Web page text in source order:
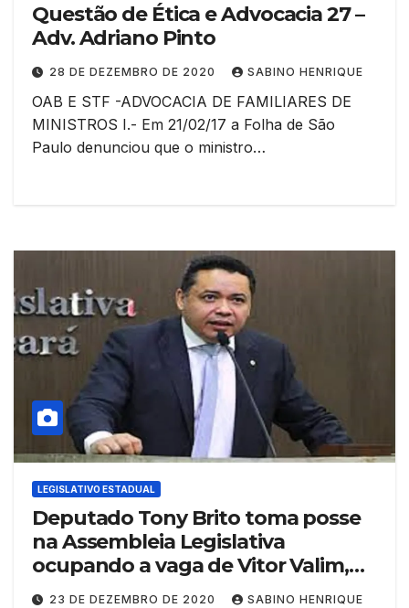
Questão de Ética e Advocacia 27 –
Adv. Adriano Pinto
28 DE DEZEMBRO DE 2020 SABINO HENRIQUE
OAB E STF -ADVOCACIA DE FAMILIARES DE
MINISTROS I.- Em 21/02/17 a Folha de São
Paulo denunciou que o ministro…
LEGISLATIVO ESTADUAL
Deputado Tony Brito toma posse
na Assembleia Legislativa
ocupando a vaga de Vitor Valim,
eleito prefeito de Caucaia
23 DE DEZEMBRO DE 2020 SABINO HENRIQUE